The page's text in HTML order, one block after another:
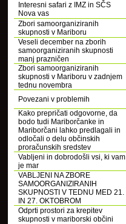
Interesni safari z IMZ in SČS
Nova vas
Zbori samoorganiziranih
skupnosti v Mariboru
Veseli december na zborih
samoorganiziranih skupnosti
manj prazničen
Zbori samoorganiziranih
skupnosti v Mariboru v zadnjem
tednu novembra
Povezani v problemih
Kako prepričati odgovorne, da
bodo tudi Mariborčanke in
Mariborčani lahko predlagali in
odločali o delu občinskih
proračunskih sredstev
Vabljeni in dobrodošli vsi, ki vam
je mar
VABLJENI NA ZBORE
SAMOORGANIZIRANIH
SKUPNOSTI V TEDNU MED 21.
IN 27. OKTOBROM
Odprti prostori za krepitev
skupnosti v mariborski občini